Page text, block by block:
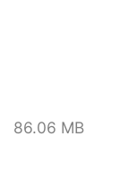
86.06 MB